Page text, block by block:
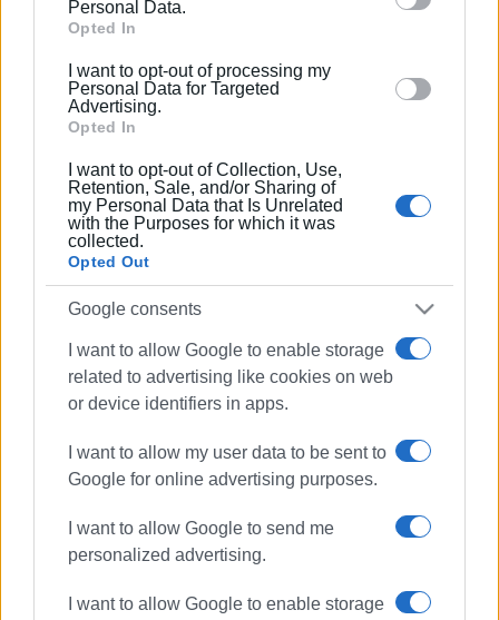
Google and its third-party tags to use your data for
section.
Personal Data.
Opted In
I want to opt-out of processing my
Personal Data for Targeted
Advertising.
Opted In
I want to opt-out of Collection, Use,
Retention, Sale, and/or Sharing of
my Personal Data that Is Unrelated
with the Purposes for which it was
collected.
Opted Out
Google consents
I want to allow Google to enable storage
related to advertising like cookies on web
or device identifiers in apps.
I want to allow my user data to be sent to
Google for online advertising purposes.
I want to allow Google to send me
personalized advertising.
I want to allow Google to enable storage
χώρες της ΕΕ όσο και από Τρίτες χώρες, που είχαν την
ευκαιρία να συζητήσουν με εκπροσώπους των
Ευρωπαϊκών Θεσμικών Οργάνων και να ψηφίσουν για
βασικά θέματα που σχετίζονται με τις επιχειρήσεις
της ΕΕ-27.
Κατά την παραμονή του στις Βρυξέλλες, ο Σπύρος
Σπαής είχε σειρά συναντήσεων με Έλληνες
ευρωβουλευτές, στους οποίους μετέφερε τα σοβαρά
προβλήματα που αντιμετωπίζουν τα ελληνικά νησιά και
τα οποία σχετίζονται με τις ανισότητες που
ανακύπτουν από αποφάσεις των Ευρωπαϊκών Θεσμών.
σχετικό ενημερωτικό υπόμνημα, προκειμένου στη
συνέχεια αρμοδίως να παρέμβουν στο
Ευρωκοινοβούλιο με σχετικές ερωτήσεις.
Εμφανίσεις: 122